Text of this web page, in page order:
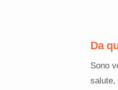
Da
Sono
salute,